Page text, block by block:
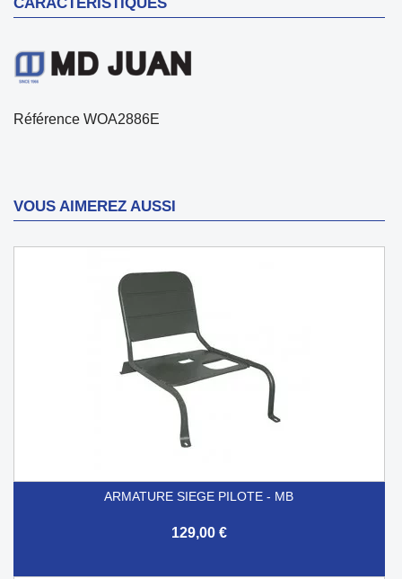
Référence WOA2886E
VOUS AIMEREZ AUSSI
ARMATURE SIEGE PILOTE - MB
129,00 €